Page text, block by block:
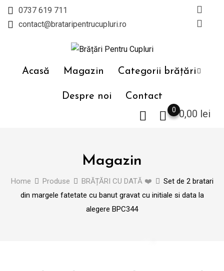
Skip
0737 619 711
contact@brataripentrucupluri.ro
Acasă Magazin Categorii brățări
Despre noi Contact
0,00 lei
0
Magazin
Home Produse BRĂȚĂRI CU DATĂ ❤️
Set de 2 bratari
din margele fatetate cu banut gravat cu initiale si data la
alegere BPC344